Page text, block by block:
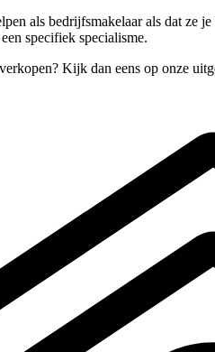
als bedrijfsmakelaar als dat
specifiek specialisme.
Kijk dan eens op onze